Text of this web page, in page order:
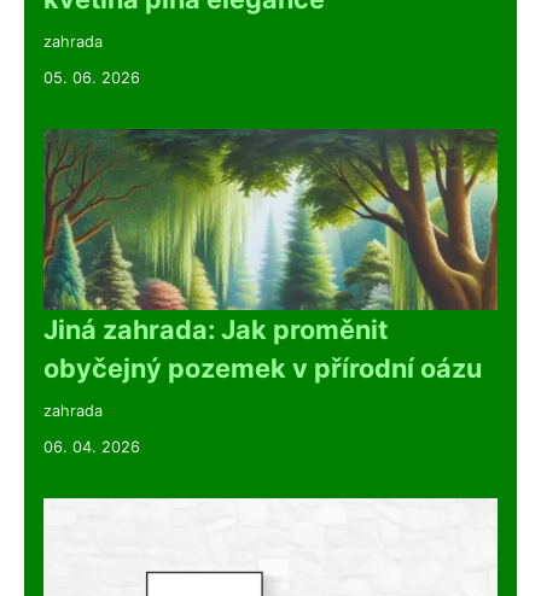
zahrada
05. 06. 2026
Jiná zahrada: Jak proměnit
obyčejný pozemek v přírodní oázu
zahrada
06. 04. 2026